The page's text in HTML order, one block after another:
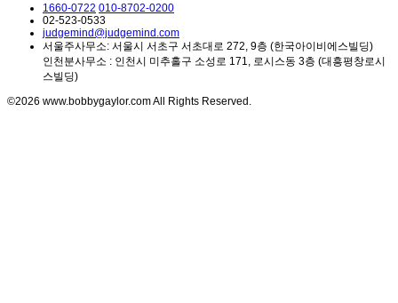
1660-0722 010-8702-0200
02-523-0533
judgemind@judgemind.com
서울주사무소: 서울시 서초구 서초대로 272, 9층 (한국아이비에스빌딩)
인천분사무소 : 인천시 미추홀구 소성로 171, 로시스동 3층 (대흥평창로시
스빌딩)
©2026 www.bobbygaylor.com All Rights Reserved.